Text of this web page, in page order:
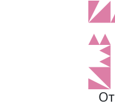
От